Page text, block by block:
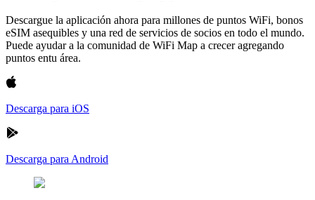
Descargue la aplicación ahora para millones de puntos WiFi, bonos
eSIM asequibles y una red de servicios de socios en todo el mundo.
Puede ayudar a la comunidad de WiFi Map a crecer agregando
puntos entu área.
Descarga para iOS
Descarga para Android